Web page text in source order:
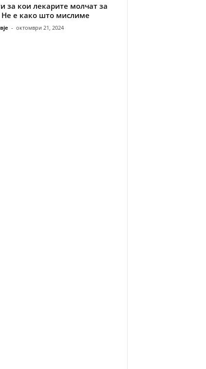
за кои лекарите молчат за
Не е како што мислиме
- октомври 21, 2024